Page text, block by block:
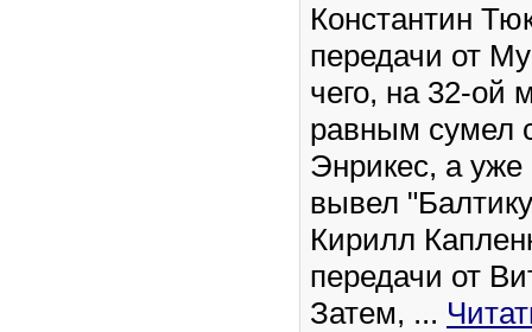
Константин
передачи от
чего, на 32-ой
равным сумел
Энрикес, а
вывел
Кирилл
передачи от
Затем, ...